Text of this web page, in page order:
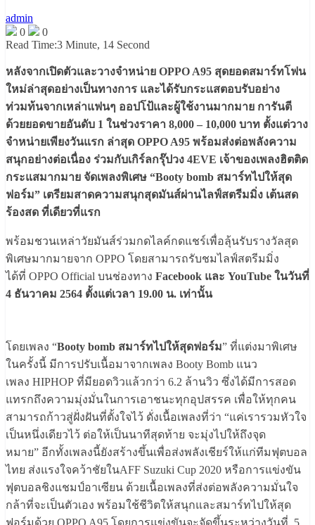
admin
0
0
Read Time:3 Minute, 14 Second
หลังจากเปิดตัวและวางจำหน่าย OPPO A95 สุดยอดสมาร์ทโฟน
ใหม่ล่าสุดอย่างเป็นทางการ และได้รับกระแสตอบรับอย่าง
ท่วมท้นจากเหล่าแฟนๆ ออปโป้และผู้ใช้งานมากมาย การันตี
ด้วยยอดขายอันดับ 1 ในช่วงราคา 8,000 – 10,000 บาท ตั้งแต่วาง
จำหน่ายเพียงวันแรก ล่าสุด OPPO A95 พร้อมส่งต่อพลังความ
สนุกอย่างต่อเนื่อง ร่วมกับเกิร์ลกรุ๊ปวง 4EVE เจ้าของเพลงฮิตติด
กระแสมากมาย จัดเพลงพิเศษ “Booty bomb สมาร์ทไปให้สุด
ฟอร์ม” เตรียมสาดความสนุกสุดมันส์ผ่านไลฟ์สตรีมมิ่ง เต้นสด
ร้องสด ที่เดียวที่แรก
พร้อมชวนเหล่าวัยมันส์ร่วมกดไลค์กดแชร์เพื่อลุ้นรับรางวัลสุด
พิเศษมากมายจาก OPPO โดยสามารถรับชมไลฟ์สตรีมมิ่ง
ได้ที่ OPPO Official บนช่องทาง Facebook และ YouTube ในวันที่
4 ธันวาคม 2564 ตั้งแต่เวลา 19.00 น. เท่านั้น
โดยเพลง “Booty bomb สมาร์ทไปให้สุดฟอร์ม” ที่แต่งมาพิเศษ
ในครั้งนี้ มีการปรับเนื้อมาจากเพลง Booty Bomb แนว
เพลง HIPHOP ที่มียอดวิวแล้วกว่า 6.2 ล้านวิว ซึ่งได้มีการสอด
แทรกถึงความมุ่งมั่นในการเอาชนะทุกอุปสรรค เพื่อให้ทุกคน
สามารถก้าวสู่ฝั่งฝันที่ตั้งใจไว้ ดั่งเนื้อเพลงที่ว่า “แค่เรารวมหัวใจ
เป็นหนึ่งเดียวไว้ ต่อให้เป็นนาทีสุดท้าย จะมุ่งไปให้ถึงจุด
หมาย” อีกทั้งเพลงนี้ยังสร้างขึ้นเพื่อส่งพลังเชียร์ให้แก่ทีมฟุตบอล
ไทย ส่งแรงใจคว้าชัยในAFF Suzuki Cup 2020 หรือการแข่งขัน
ฟุตบอลชิงแชมป์อาเซียน ด้วยเนื้อเพลงที่ส่งต่อพลังความมั่นใจ
กล้าที่จะเป็นตัวเอง พร้อมใช้ชีวิตให้สนุกและสมาร์ทไปให้สุด